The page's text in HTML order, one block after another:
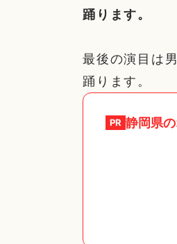
踊ります。
最後の演目は
踊ります。
PR 静岡県